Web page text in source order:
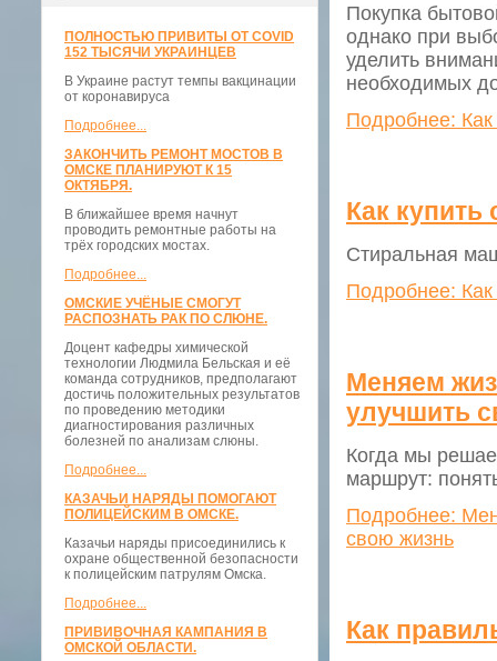
ПОЛНОСТЬЮ ПРИВИТЫ ОТ COVID
152 ТЫСЯЧИ УКРАИНЦЕВ
В Украине растут темпы вакцинации
от коронавируса
Подробнее...
ЗАКОНЧИТЬ РЕМОНТ МОСТОВ В
ОМСКЕ ПЛАНИРУЮТ К 15
ОКТЯБРЯ.
В ближайшее время начнут
проводить ремонтные работы на
трёх городских мостах.
Подробнее...
ОМСКИЕ УЧЁНЫЕ СМОГУТ
РАСПОЗНАТЬ РАК ПО СЛЮНЕ.
Доцент кафедры химической
технологии Людмила Бельская и её
команда сотрудников, предполагают
достичь положительных результатов
по проведению методики
диагностирования различных
болезней по анализам слюны.
Подробнее...
КАЗАЧЬИ НАРЯДЫ ПОМОГАЮТ
ПОЛИЦЕЙСКИМ В ОМСКЕ.
Казачьи наряды присоединились к
охране общественной безопасности
к полицейским патрулям Омска.
Подробнее...
ПРИВИВОЧНАЯ КАМПАНИЯ В
ОМСКОЙ ОБЛАСТИ.
Покупка
однако при
уделить
необходимых
Подробнее:
Как
Стиральная
Подробнее:
Меняем
улучшить
Когда мы
маршрут:
Подробнее:
свою жизнь
Как